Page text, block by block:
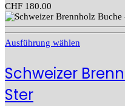
CHF 180.00
Ausführung wählen
Schweizer
Ster